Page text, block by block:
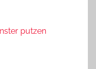
putzen